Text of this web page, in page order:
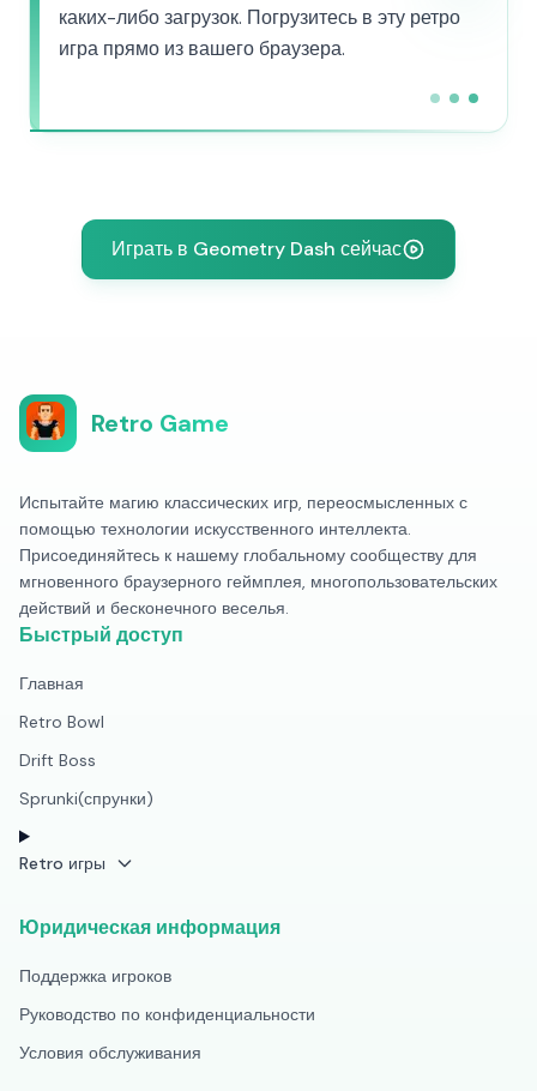
каких-либо загрузок. Погрузитесь в эту ретро
игра прямо из вашего браузера.
Играть в Geometry Dash сейчас
Retro Game
Испытайте магию классических игр, переосмысленных с
помощью технологии искусственного интеллекта.
Присоединяйтесь к нашему глобальному сообществу для
мгновенного браузерного геймплея, многопользовательских
действий и бесконечного веселья.
Быстрый доступ
Главная
Retro Bowl
Drift Boss
Sprunki(спрунки)
Retro игры
Юридическая информация
Поддержка игроков
Руководство по конфиденциальности
Условия обслуживания